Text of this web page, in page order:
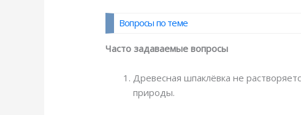
Вопросы по теме
Часто задаваемые вопросы
Древесная шпаклёвка не
природы.